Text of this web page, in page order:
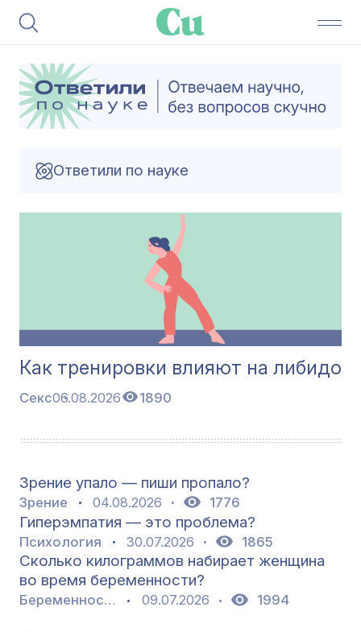
Ответили по науке
Как тренировки влияют на либидо
Секс06.08.2026 1890
Зрение упало — пиши пропало?
Зрение 04.08.2026 1776
Гиперэмпатия — это проблема?
Психология 30.07.2026 1865
Сколько килограммов набирает женщина
во время беременности?
Беременность 09.07.2026 1994